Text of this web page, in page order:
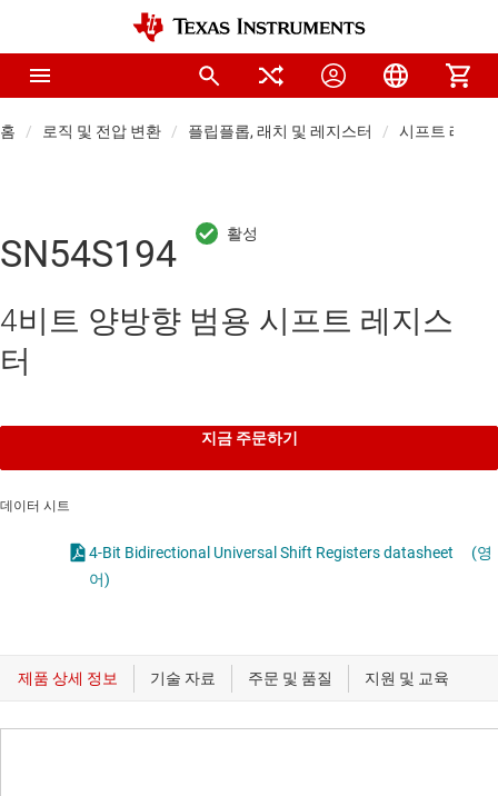
홈 로직 및 전압 변환 플립플롭, 래치 및 레지스터 시프트 레지
SN54S194
4비트 양방향 범용 시프트 레지스
터
지금 주문하기
데이터 시트
4-Bit Bidirectional Universal Shift Registers datasheet
(영
어)